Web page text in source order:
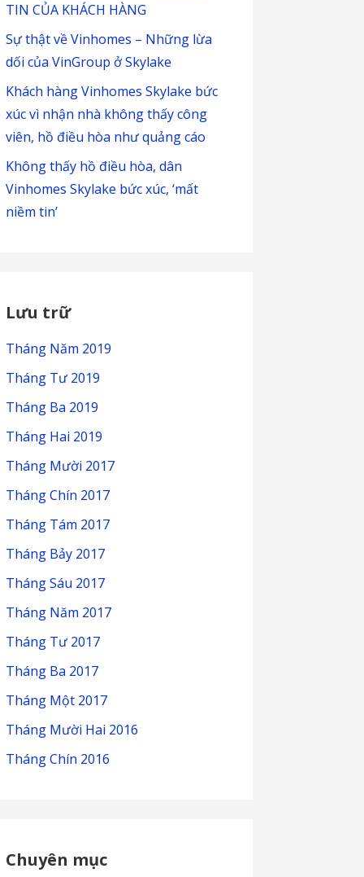
TIN CỦA KHÁCH HÀNG
Sự thật về Vinhomes – Những lừa
dối của VinGroup ở Skylake
Khách hàng Vinhomes Skylake bức
xúc vì nhận nhà không thấy công
viên, hồ điều hòa như quảng cáo
Không thấy hồ điều hòa, dân
Vinhomes Skylake bức xúc, ‘mất
niềm tin’
Lưu trữ
Tháng Năm 2019
Tháng Tư 2019
Tháng Ba 2019
Tháng Hai 2019
Tháng Mười 2017
Tháng Chín 2017
Tháng Tám 2017
Tháng Bảy 2017
Tháng Sáu 2017
Tháng Năm 2017
Tháng Tư 2017
Tháng Ba 2017
Tháng Một 2017
Tháng Mười Hai 2016
Tháng Chín 2016
Chuyên mục